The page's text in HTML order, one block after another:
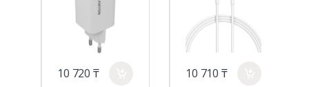
10 720 ₸ 10 710 ₸